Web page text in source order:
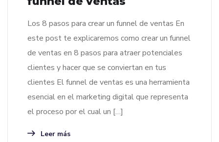
Los 8 pasos para crear un funnel de ventas En
este post te explicaremos como crear un funnel
de ventas en 8 pasos para atraer potenciales
clientes y hacer que se conviertan en tus
clientes El funnel de ventas es una herramienta
esencial en el marketing digital que representa
el proceso por el cual un […]
Leer más